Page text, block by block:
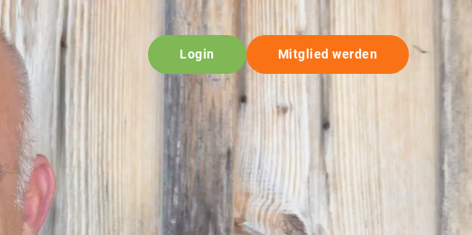
Login Mitglied werden